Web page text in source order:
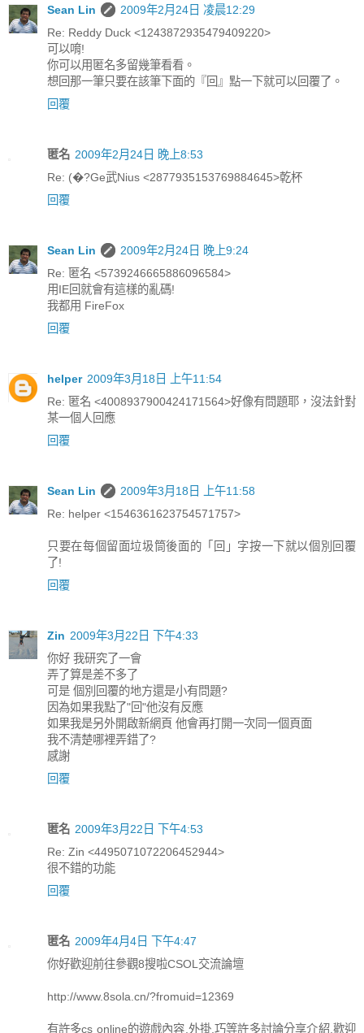
Sean Lin
2009年2月24日 凌晨12:29
Re: Reddy Duck <1243872935479409220>
可以唷!
你可以用匿名多留幾筆看看。
想回那一筆只要在該筆下面的『回』點一下就可以回覆了。
回覆
匿名 2009年2月24日 晚上8:53
Re: (�?Ge武Nius <2877935153769884645>乾杯
回覆
Sean Lin
2009年2月24日 晚上9:24
Re: 匿名 <5739246665886096584>
用IE回就會有這樣的亂碼!
我都用 FireFox
回覆
helper 2009年3月18日 上午11:54
Re: 匿名 <4008937900424171564>好像有問題耶，沒法針對
某一個人回應
回覆
Sean Lin
2009年3月18日 上午11:58
Re: helper <1546361623754571757>
只要在每個留面垃圾筒後面的「回」字按一下就以個別回覆
了!
回覆
Zin 2009年3月22日 下午4:33
你好 我研究了一會
弄了算是差不多了
可是 個別回覆的地方還是小有問題?
因為如果我點了"回"他沒有反應
如果我是另外開啟新網頁 他會再打開一次同一個頁面
我不清楚哪裡弄錯了?
感謝
回覆
匿名 2009年3月22日 下午4:53
Re: Zin <4495071072206452944>
很不錯的功能
回覆
匿名 2009年4月4日 下午4:47
你好歡迎前往參觀8搜啦CSOL交流論壇
http://www.8sola.cn/?fromuid=12369
有許多cs online的遊戲內容,外掛,巧等許多討論分享介紹,歡迎